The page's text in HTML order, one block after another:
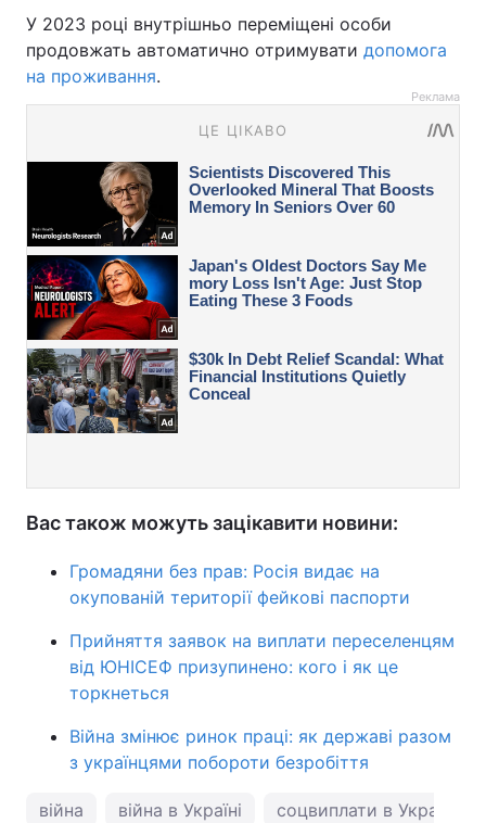
У 2023 році внутрішньо переміщені особи
продовжать автоматично отримувати допомога
на проживання.
Реклама
Вас також можуть зацікавити новини:
Громадяни без прав: Росія видає на
окупованій території фейкові паспорти
Прийняття заявок на виплати переселенцям
від ЮНІСЕФ призупинено: кого і як це
торкнеться
Війна змінює ринок праці: як державі разом
з українцями побороти безробіття
війна війна в Україні соцвиплати в Україні